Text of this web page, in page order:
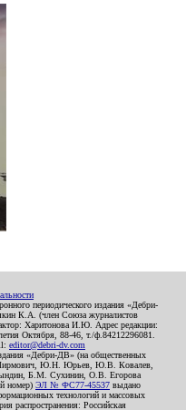
периодического издания «Дебри-
К.А. (член Союза журналистов
Харитонова И.Ю. Адрес редакции:
Октября, 88-46, т./ф.84212296081.
editor@debri-dv.com
«Дебри-ДВ» (на общественных
Ю.Н. Юрьев, Ю.В. Ковалев,
Б.М. Сухинин, О.В. Егорова
номер) ЭЛ № ФС77-45537 выдано
технологий и массовых
распространения: Российская